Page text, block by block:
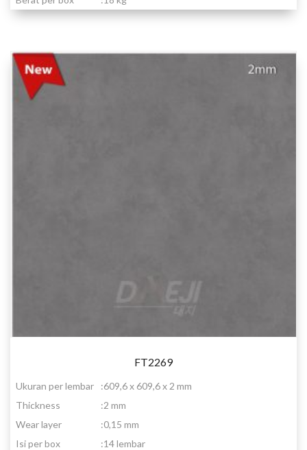
FT2269
Ukuran per lembar :609,6 x 609,6 x 2 mm
Thickness
:2 mm
Wear layer
:0,15 mm
Isi per box
:14 lembar